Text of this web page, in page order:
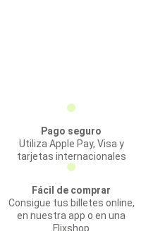
Pago seguro
Utiliza Apple Pay, Visa y
tarjetas internacionales
Fácil de comprar
Consigue tus billetes online,
en nuestra app o en una
Flixshop